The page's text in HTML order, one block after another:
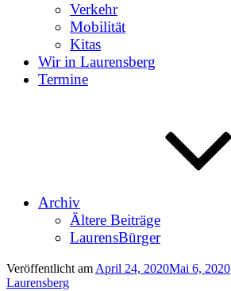
Verkehr
Mobilität
Kitas
Wir in Laurensberg
Termine
Archiv
Ältere Beiträge
LaurensBürger
Veröffentlicht am April 24, 2020Mai 6, 2020
Laurensberg